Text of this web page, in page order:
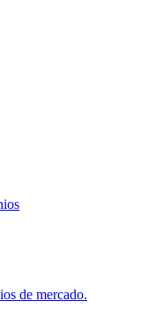
de mercado.